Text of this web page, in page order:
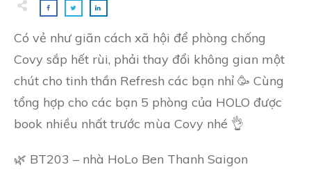
Có vẻ như giãn cách xã hội để phòng chống
Covy sắp hết rùi, phải thay đổi không gian một
chút cho tinh thần Refresh các bạn nhỉ 🥳 Cùng
tổng hợp cho các bạn 5 phòng của HOLO được
book nhiều nhất trước mùa Covy nhé 👌
🌿 BT203 – nhà HoLo Ben Thanh Saigon